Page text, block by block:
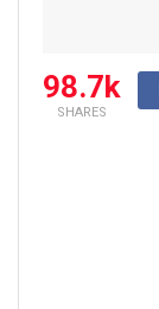
98.7k
SHARES